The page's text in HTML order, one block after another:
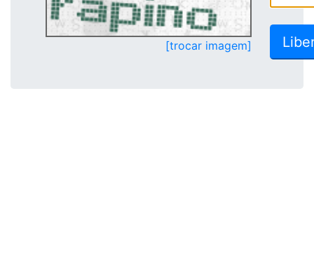
[trocar imagem]